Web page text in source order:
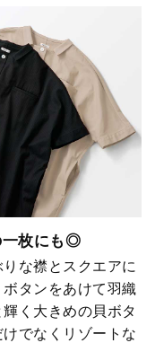
一枚にも◎
な襟とスクエアに
タンをあけて羽織
く大きめの貝ボタ
でなくリゾートな